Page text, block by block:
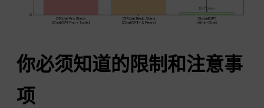
你必须知道的限制和注意事
项